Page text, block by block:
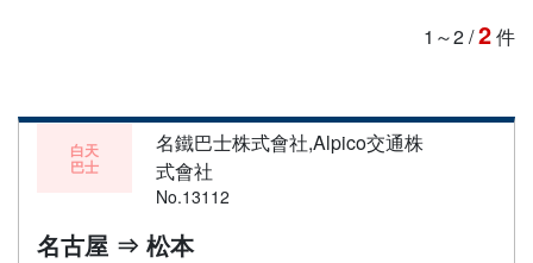
1～2/2件
白天
巴士
名鐵巴士株式會社,Alpico交通株
式會社
No.13112
名古屋 ⇒ 松本